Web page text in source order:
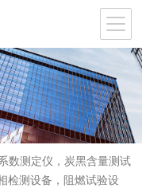
数测定仪，炭黑含量测试
检测设备，阻燃试验设